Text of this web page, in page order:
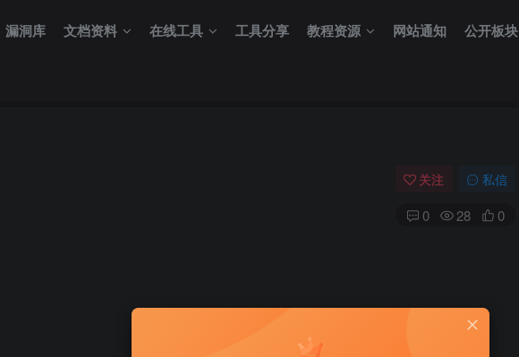
漏洞库 文档资料 在线工具 工具分享 教程资源 网站通知 公开板块
关注 私信
0 28 0